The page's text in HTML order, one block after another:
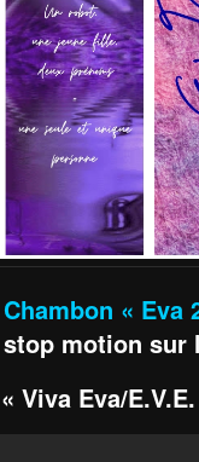
« Eva
motion sur
Viva Eva/